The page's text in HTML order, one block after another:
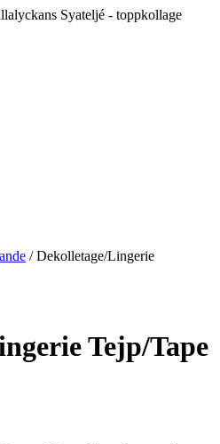
/ Dekolletage/Lingerie
Tejp/Tape